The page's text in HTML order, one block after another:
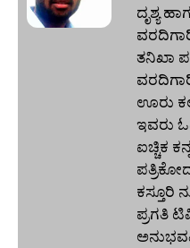
ದೃಶ್ಯ
ತನಿಖಾ
ಊರು
ಇವರು
ಐಚ್ಚಿಕ
ಕಸ್ತೂರಿ
ಪ್ರಗತಿ